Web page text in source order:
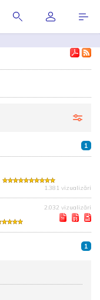
1
1.381 vizualizări
2.032 vizualizări
1